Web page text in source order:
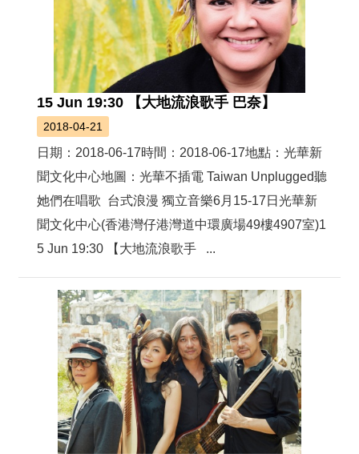
15 Jun 19:30 【大地流浪歌手 巴奈】
2018-04-21
日期：2018-06-17時間：2018-06-17地點：光華新
聞文化中心地圖：光華不插電 Taiwan Unplugged聽
她們在唱歌 台式浪漫 獨立音樂6月15-17日光華新
聞文化中心(香港灣仔港灣道中環廣場49樓4907室) 1
5 Jun 19:30 【大地流浪歌手 ...